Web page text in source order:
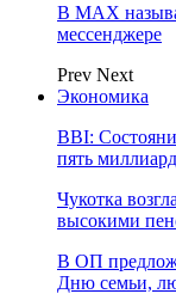
В МAX
мессенджере
Prev Next
Экономика
BBI:
пять
Чукотка
высокими
В ОП
Дню семьи,